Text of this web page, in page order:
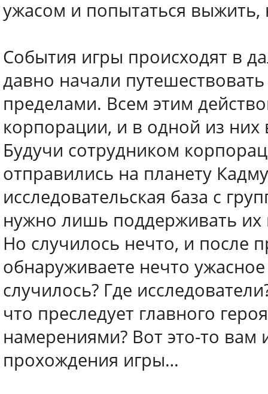
ужасом и попытаться
События игры происходят в
давно начали
пределами. Всем этим
корпорации, и в одной из них
Будучи сотрудником
отправились на планету
исследовательская база с
нужно лишь поддерживать их
Но случилось нечто, и после
обнаруживаете нечто
случилось? Где
что преследует главного
намерениями? Вот это-то вам
прохождения игры…